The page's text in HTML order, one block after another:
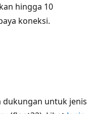
hingga 10
koneksi.
dukungan untuk jenis